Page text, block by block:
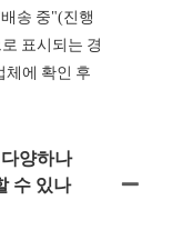
송 중"(진행
표시되는 경
체에 확인 후
양하나
수 있나